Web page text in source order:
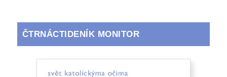
ČTRNÁCTIDENÍK MONITOR